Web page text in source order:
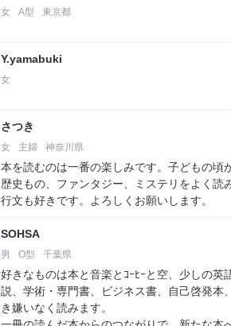
女 A型 東京都
Y.yamabuki
女
さつき
女 主婦 神奈川県
本を読むのは一番の楽しみです。子どもの頃
歴史もの、ファンタジー、ミステリをよく
行文も好きです。よろしくお願いします。
SOHSA
男 O型 千葉県
好きなものは本と音楽とｺｰﾋｰと空、少しの英
説、学術・専門書、ビジネス書、自己啓発
き嫌いなく読みます。